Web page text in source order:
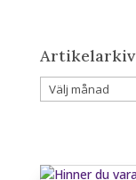
Artikelarkiv
Artikelarkiv